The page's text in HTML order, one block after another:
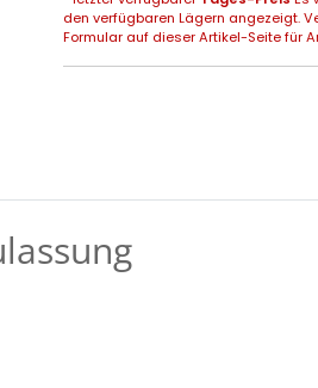
den verfügbaren Lägern angezeigt.
Formular auf dieser Artikel-Seite für